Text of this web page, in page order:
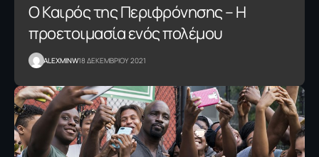
O Καιρός της Περιφρόνησης – Η
προετοιμασία ενός πολέμου
ALEXMINW18 ΔΕΚΕΜΒΡΙΟΥ 2021